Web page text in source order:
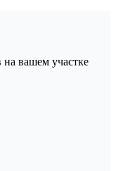
вашем участке